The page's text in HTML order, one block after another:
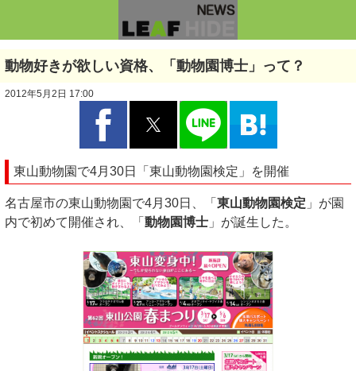
動物好きが欲しい資格、「動物園博士」って？
2012年5月2日 17:00
東山動物園で4月30日「東山動物園検定」を開催
名古屋市の東山動物園で4月30日、「 東山動物園検定 」が園
内で初めて開催され、「 動物園博士 」が誕生した。